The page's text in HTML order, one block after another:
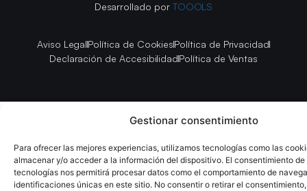
Gestionar consentimiento
Para ofrecer las mejores experiencias, utilizamos tecnologías como las
almacenar y/o acceder a la información del dispositivo. El consentimiento de
tecnologías nos permitirá procesar datos como el comportamiento de
identificaciones únicas en este sitio. No consentir o retirar el
Desarrollado por TOOOLS
Aviso LegalPolítica de CookiesPolítica de Privacidad
Declaración de AccesibilidadPolítica de Ventas